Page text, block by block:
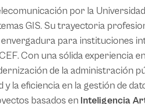
por la
GIS. Su trayectoria
para instituciones
Con una sólida experiencia
de la administración
la eficiencia en la gestión de
basados en Inteligencia